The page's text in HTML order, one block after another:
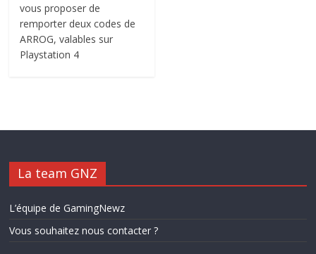
vous proposer de
remporter deux codes de
ARROG, valables sur
Playstation 4
La team GNZ
L’équipe de GamingNewz
Vous souhaitez nous contacter ?